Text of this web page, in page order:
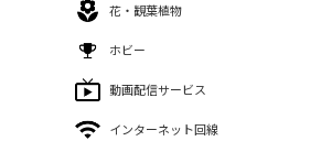
花・観葉植物
ホビー
動画配信サービス
インターネット回線